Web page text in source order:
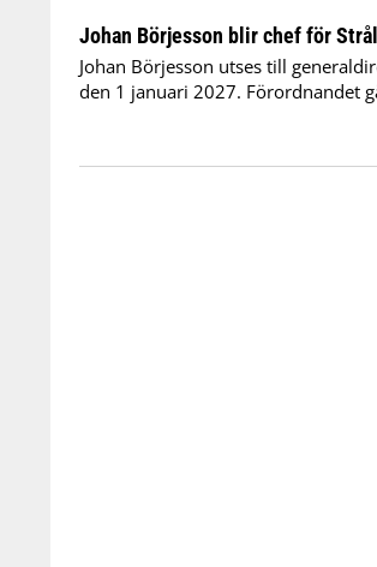
Johan Börjesson blir chef för
Johan Börjesson utses till
den 1 januari 2027. Förordnandet